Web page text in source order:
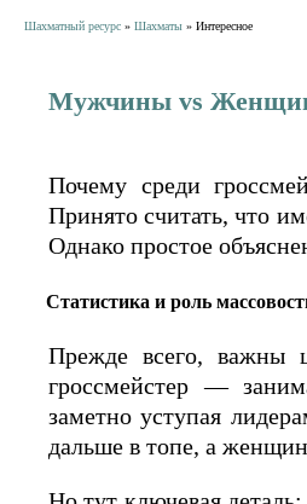
Шахматный ресурс » Шахматы » Интересное
Мужчины vs
Почему среди
Принято считать, что
Однако простое
Статистика и роль
Прежде всего,
гроссмейстер —
заметно уступая
дальше в топе, а